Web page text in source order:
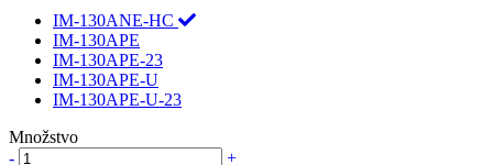
IM-130ANE-HC
IM-130APE
IM-130APE-23
IM-130APE-U
IM-130APE-U-23
Množstvo
-
+